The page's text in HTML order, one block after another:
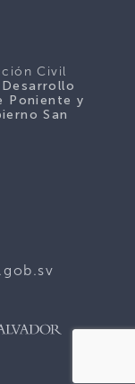
Civil
Poniente y
San